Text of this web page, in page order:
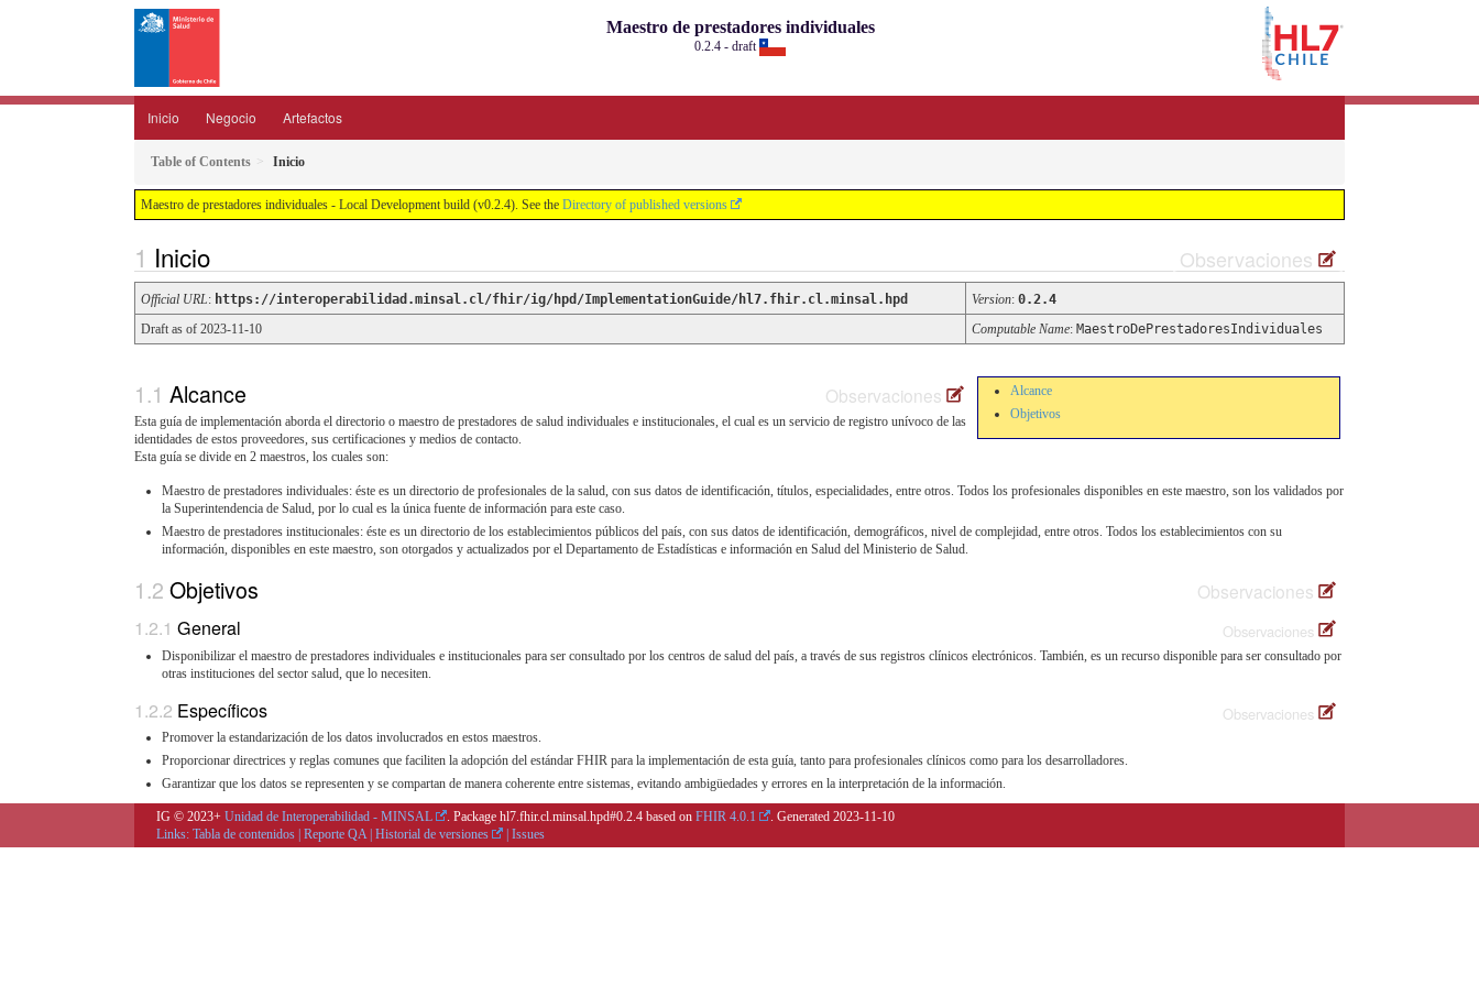
Maestro de prestadores individuales
0.2.4 - draft
Inicio Negocio Artefactos
Table of Contents Inicio
Maestro de prestadores individuales - Local Development build (v0.2.4). See the Directory of published versions
Inicio Observaciones
Official URL: https://interoperabilidad.minsal.cl/fhir/ig/hpd/ImplementationGuide/hl7.fhir.cl.minsal.hpd Version: 0.2.4
Draft as of 2023-11-10
Computable Name: MaestroDePrestadoresIndividuales
Alcance
Objetivos
Alcance Observaciones
Esta guía de implementación aborda el directorio o maestro de prestadores de salud individuales e institucionales, el cual es un servicio de registro unívoco de las
identidades de estos proveedores, sus certificaciones y medios de contacto.
Esta guía se divide en 2 maestros, los cuales son:
Maestro de prestadores individuales: éste es un directorio de profesionales de la salud, con sus datos de identificación, títulos, especialidades, entre otros. Todos los profesionales disponibles en este maestro, son los validados por
la Superintendencia de Salud, por lo cual es la única fuente de información para este caso.
Maestro de prestadores institucionales: éste es un directorio de los establecimientos públicos del país, con sus datos de identificación, demográficos, nivel de complejidad, entre otros. Todos los establecimientos con su
información, disponibles en este maestro, son otorgados y actualizados por el Departamento de Estadísticas e información en Salud del Ministerio de Salud.
Objetivos Observaciones
General Observaciones
Disponibilizar el maestro de prestadores individuales e institucionales para ser consultado por los centros de salud del país, a través de sus registros clínicos electrónicos. También, es un recurso disponible para ser consultado por
otras instituciones del sector salud, que lo necesiten.
Específicos Observaciones
Promover la estandarización de los datos involucrados en estos maestros.
Proporcionar directrices y reglas comunes que faciliten la adopción del estándar FHIR para la implementación de esta guía, tanto para profesionales clínicos como para los desarrolladores.
Garantizar que los datos se representen y se compartan de manera coherente entre sistemas, evitando ambigüedades y errores en la interpretación de la información.
IG © 2023+ Unidad de Interoperabilidad - MINSAL . Package hl7.fhir.cl.minsal.hpd#0.2.4 based on FHIR 4.0.1 . Generated 2023-11-10
Links: Tabla de contenidos Reporte QA| Historial de versiones Issues